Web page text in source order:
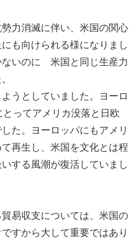
力消滅に伴い、米国の関心
も向けられる様になりまし
ないのに 米国と同じ生産力
うとしていました。ヨーロ
ってアメリカ没落と日欧
た。ヨーロッパにもアメリ
再生し、米国を文化とは程
する風潮が復活していまし
易収支については、米国の
すから大して重要ではあり